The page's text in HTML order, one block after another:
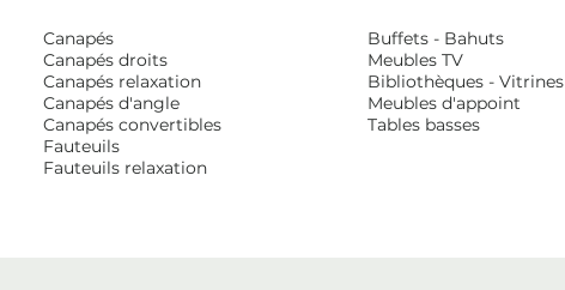
Canapés
Canapés droits
Canapés relaxation
Canapés d'angle
Canapés convertibles
Fauteuils
Fauteuils relaxation
Buffets - Bahuts
Meubles TV
Bibliothèques - Vitrines
Meubles d'appoint
Tables basses